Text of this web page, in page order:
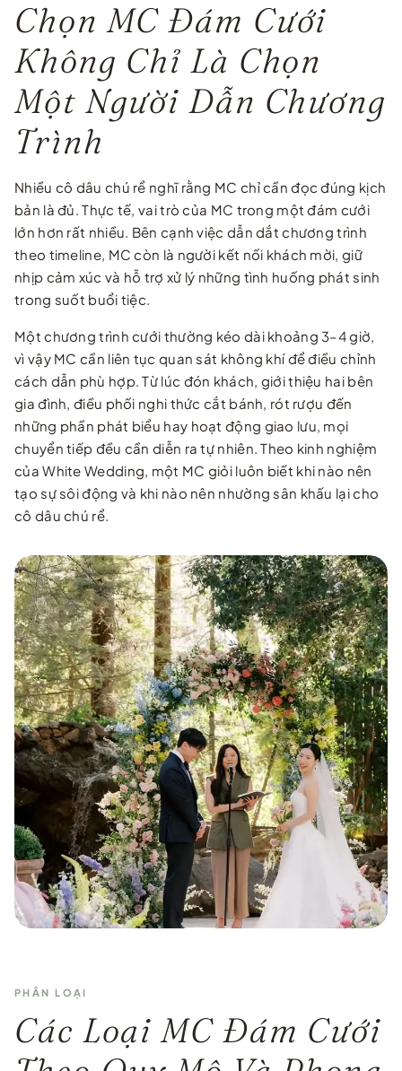
Chọn MC Đám Cưới
Không Chỉ Là Chọn
Một Người Dẫn Chương
Trình
Nhiều cô dâu chú rể nghĩ rằng MC chỉ cần đọc đúng kịch
bản là đủ. Thực tế, vai trò của MC trong một đám cưới
lớn hơn rất nhiều. Bên cạnh việc dẫn dắt chương trình
theo timeline, MC còn là người kết nối khách mời, giữ
nhịp cảm xúc và hỗ trợ xử lý những tình huống phát sinh
trong suốt buổi tiệc.
Một chương trình cưới thường kéo dài khoảng 3–4 giờ,
vì vậy MC cần liên tục quan sát không khí để điều chỉnh
cách dẫn phù hợp. Từ lúc đón khách, giới thiệu hai bên
gia đình, điều phối nghi thức cắt bánh, rót rượu đến
những phần phát biểu hay hoạt động giao lưu, mọi
chuyển tiếp đều cần diễn ra tự nhiên. Theo kinh nghiệm
của White Wedding, một MC giỏi luôn biết khi nào nên
tạo sự sôi động và khi nào nên nhường sân khấu lại cho
cô dâu chú rể.
PHÂN LOẠI
Các Loại MC Đám Cưới